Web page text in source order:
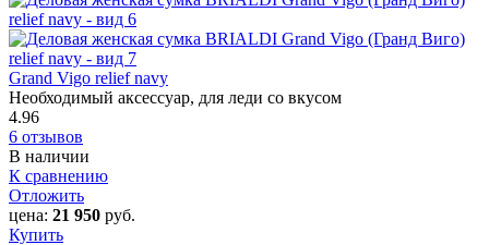
Grand Vigo relief navy
Необходимый аксессуар, для леди со вкусом
4.96
6 отзывов
В наличии
К сравнению
Отложить
цена: 21 950 руб.
Купить